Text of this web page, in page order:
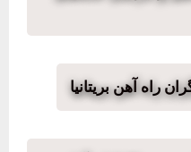
راه آهن بریتانیا